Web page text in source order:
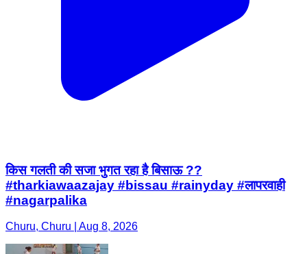
किस गलती की सजा भुगत रहा है बिसाऊ ??
#tharkiawaazajay #bissau #rainyday #लापरवाही
#nagarpalika
Churu, Churu | Aug 8, 2026